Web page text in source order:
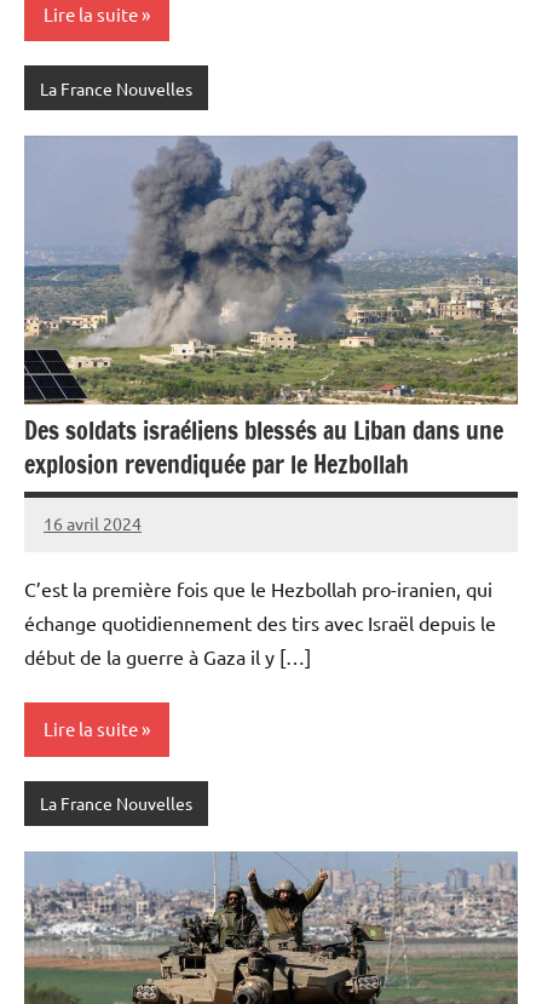
Lire la suite
La France Nouvelles
Des soldats israéliens blessés au Liban dans une
explosion revendiquée par le Hezbollah
16 avril 2024
Admins
C’est la première fois que le Hezbollah pro-iranien, qui
échange quotidiennement des tirs avec Israël depuis le
début de la guerre à Gaza il y […]
Lire la suite
La France Nouvelles